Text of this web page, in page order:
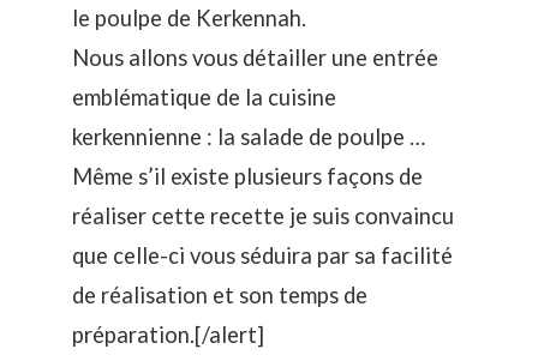
le poulpe de Kerkennah.
Nous allons vous détailler une entrée
emblématique de la cuisine
kerkennienne : la salade de poulpe …
Même s’il existe plusieurs façons de
réaliser cette recette je suis convaincu
que celle-ci vous séduira par sa facilité
de réalisation et son temps de
préparation.[/alert]